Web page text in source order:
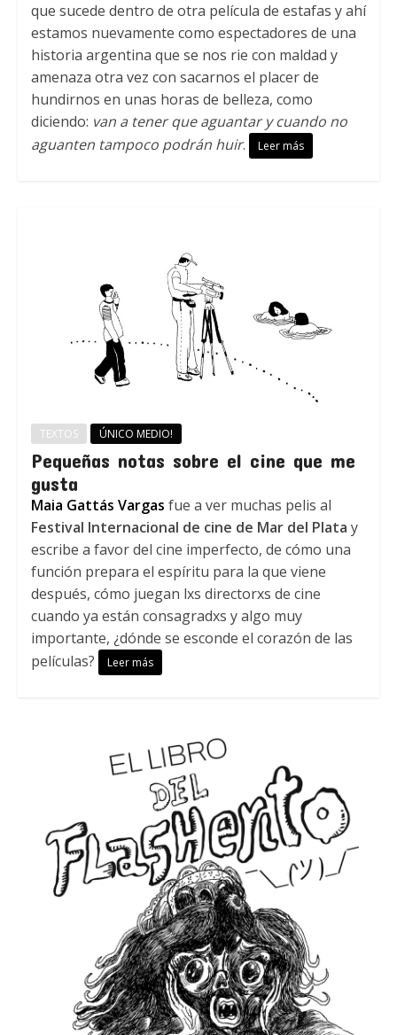
que sucede dentro de otra película de estafas y ahí
estamos nuevamente como espectadores de una
historia argentina que se nos rie con maldad y
amenaza otra vez con sacarnos el placer de
hundirnos en unas horas de belleza, como
diciendo: van a tener que aguantar y cuando no
aguanten tampoco podrán huir. Leer más
TEXTOS ÚNICO MEDIO!
Pequeñas notas sobre el cine que me
gusta
Maia Gattás Vargas fue a ver muchas pelis al
Festival Internacional de cine de Mar del Plata y
escribe a favor del cine imperfecto, de cómo una
función prepara el espíritu para la que viene
después, cómo juegan lxs directorxs de cine
cuando ya están consagradxs y algo muy
importante, ¿dónde se esconde el corazón de las
películas?
Leer más